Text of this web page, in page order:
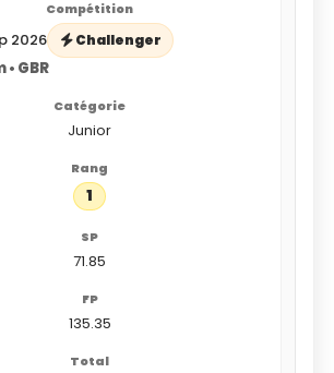
2026 Challenger
GBR
Junior
1
71.85
135.35